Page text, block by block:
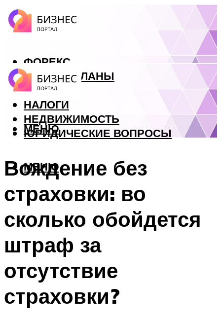
ФОРЕКС
БИЗНЕС ПЛАНЫ
КРЕДИТЫ
НАЛОГИ
НЕДВИЖИМОСТЬ
ЮРИДИЧЕСКИЕ ВОПРОСЫ
МЕНЮ
МЕНЮ
Вождение без
страховки: во
сколько обойдется
штраф за
отсутствие
страховки?